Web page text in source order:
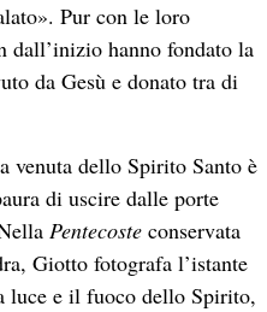
Pur con le loro
dall’inizio hanno fondato la
da Gesù e donato tra di
venuta dello Spirito Santo è
di uscire dalle porte
Pentecoste conservata
Giotto fotografa l’istante
luce e il fuoco dello Spirito,